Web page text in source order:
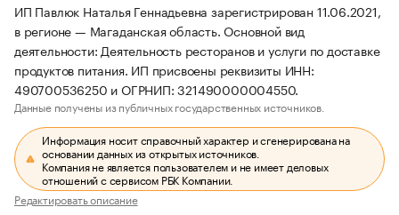
ИП Павлюк Наталья Геннадьевна зарегистрирован 11.06.2021,
в регионе — Магаданская область. Основной вид
деятельности: Деятельность ресторанов и услуги по доставке
продуктов питания. ИП присвоены реквизиты ИНН:
490700536250 и ОГРНИП: 321490000004550.
Данные получены из публичных государственных источников.
Информация носит справочный характер и сгенерирована на
основании данных из открытых источников.
Компания не является пользователем и не имеет деловых
отношений с сервисом РБК Компании.
Редактировать описание